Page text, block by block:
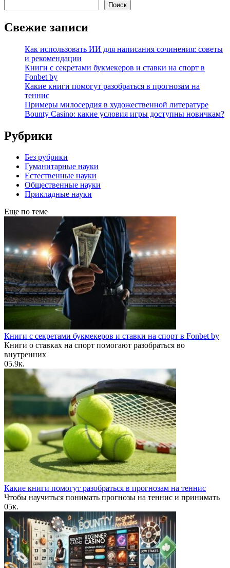
Поиск
Свежие записи
Как использовать ИИ для написания сочинения: советы
и рекомендации
Книги с секретами букмекеров и ставки на спорт в
Fonbet by
Какие книги помогут разобраться в прогнозам на
теннис
Примеры милосердия в художественной литературе
Bounty Casino: какие условия игры доступны новичкам?
Рубрики
Без рубрики
Гуманитарные науки
Естественные науки
Общественные науки
Прикладные науки
Еще по теме
Книги с секретами букмекеров и ставки на спорт в Fonbet by
Книги о ставках на спорт помогают разобраться во
внутренних
05.9к.
Какие книги помогут разобраться в прогнозам на теннис
Чтобы научиться понимать прогнозы на теннис и принимать
05к.